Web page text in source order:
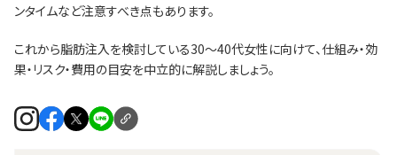
ンタイムなど注意すべき点もあります。
これから脂肪注入を検討している30〜40代女性に向けて、仕組み・効
果・リスク・費用の目安を中立的に解説しましょう。